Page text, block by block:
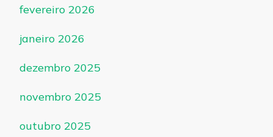
fevereiro 2026
janeiro 2026
dezembro 2025
novembro 2025
outubro 2025